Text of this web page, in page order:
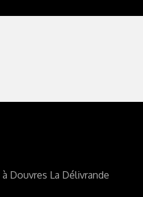
à Douvres La Délivrande